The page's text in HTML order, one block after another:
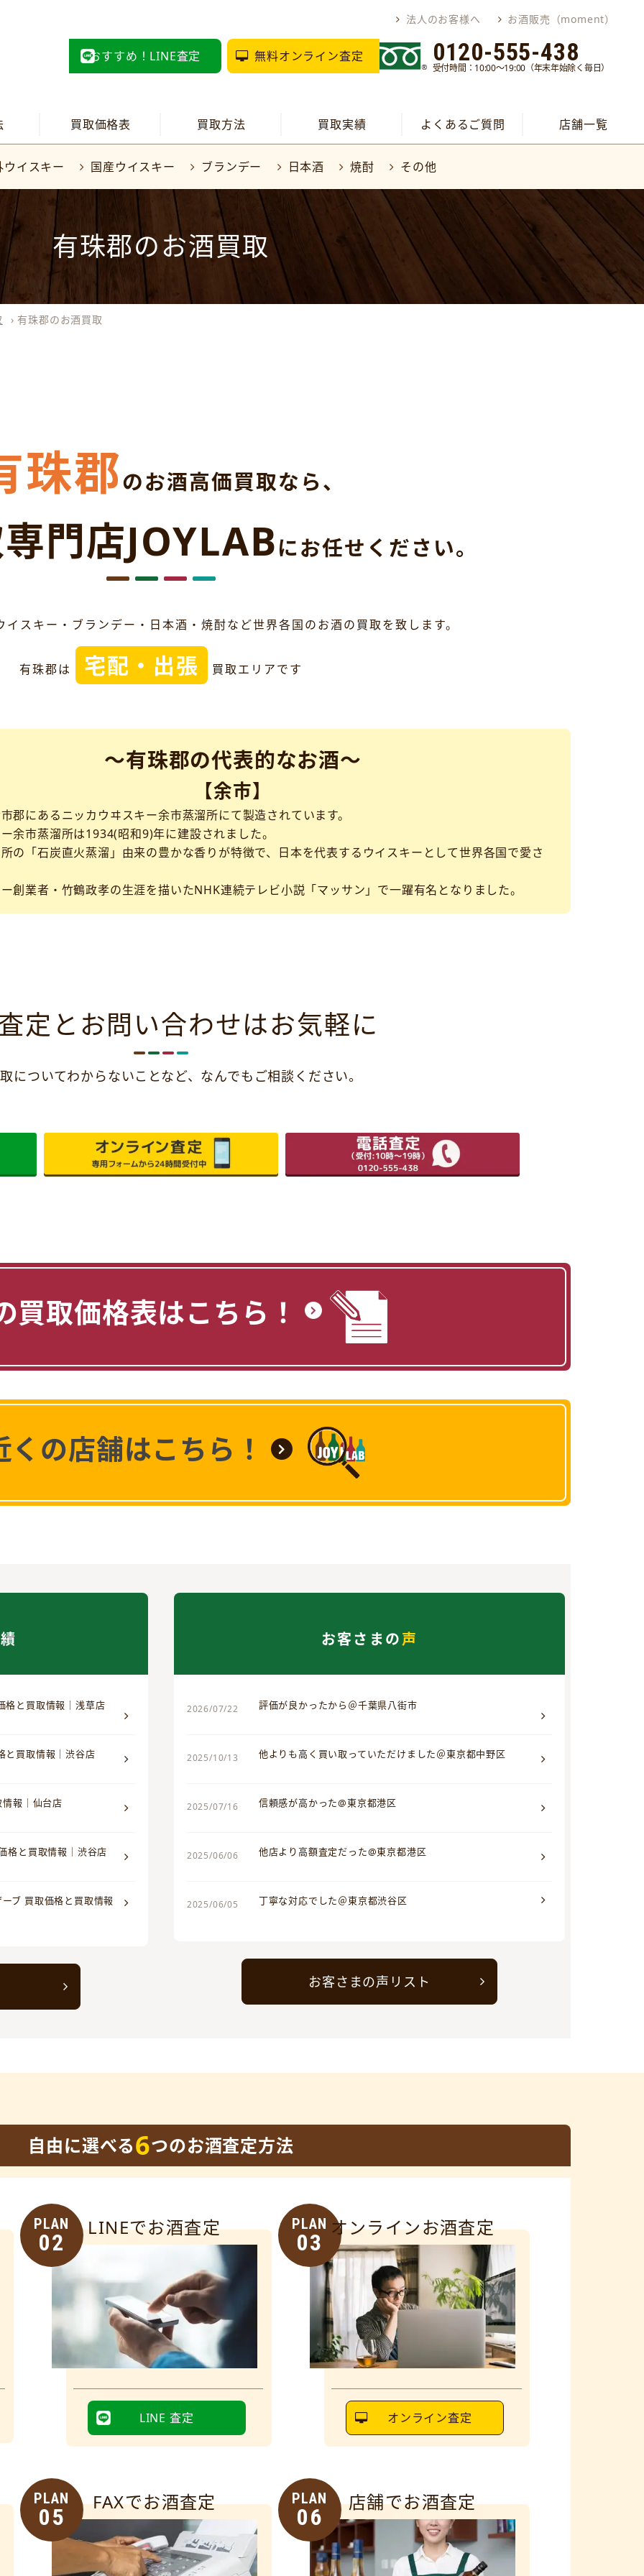
法人のお客様へ お酒販売（moment）
おすすめ！LINE査定 無料オンライン査定 0120-555-438
受付時間：10:00～19:00（年末年始除く毎日）
買取価格表 買取方法 買取実績 よくあるご質問 店舗一覧
ウイスキー 国産ウイスキー ブランデー 日本酒 焼酎 その他
有珠郡のお酒買取
› 有珠郡のお酒買取
珠郡のお酒高価買取なら、
門店JOYLABにお任せください。
スキー・ブランデー・日本酒・焼酎など世界各国のお酒の買取を致します。
有珠郡は 宅配・出張 買取エリアです
～有珠郡の代表的なお酒～
【余市】
郡にあるニッカウヰスキー余市蒸溜所にて製造されています。
余市蒸溜所は1934(昭和9)年に建設されました。
の「石炭直火蒸溜」由来の豊かな香りが特徴で、日本を代表するウイスキーとして世界各国で愛さ
創業者・竹鶴政孝の生涯を描いたNHK連続テレビ小説「マッサン」で一躍有名となりました。
定とお問い合わせはお気軽に
についてわからないことなど、 なんでもご相談ください。
買取価格表はこちら！
くの店舗はこちら！
格と買取情報｜浅草店
と買取情報｜渋谷店
報｜仙台店
格と買取情報｜渋谷店
ブ 買取価格と買取情報
お客さまの声
2026/07/22 評価が良かったから＠千葉県八街市
2025/10/13 他よりも高く買い取っていただけました＠東京都中野区
2025/07/16 信頼感が高かった@東京都港区
2025/06/06 他店より高額査定だった@東京都港区
2025/06/05 丁寧な対応でした＠東京都渋谷区
お客さまの声リスト
自由に選べる6つのお酒査定方法
PLAN
02
LINEでお酒査定
LINE 査定
PLAN
03
オンラインお酒査定
オンライン査定
PLAN
05
FAXでお酒査定 PLAN
06
店舗でお酒査定